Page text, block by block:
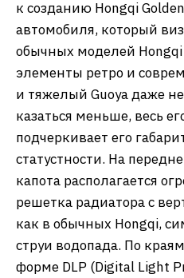
к созданию Hongqi
автомобиля, который
обычных моделей Hongqi
элементы ретро и
и тяжелый Guoya даже
казаться меньше, весь
подчеркивает его
статустности. На
капота располагается
решетка радиатора с
как в обычных Hongqi,
струи водопада. По
форме DLP (Digital Light